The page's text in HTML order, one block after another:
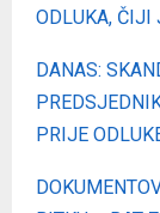
ODLUKA, ČIJI
DANAS:
PRIJE